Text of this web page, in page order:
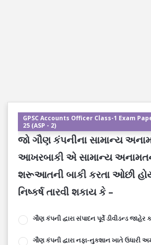
GPSC Accounts Officer Class-1 Exam
25 (ASP - 2)
જો ગૌણ કંપનીના સામાન્ય
આખરબાકી એ સામાન્ય
શરૂઆતની બાકી કરતા ઓછી
નિષ્કર્ષ તારવી શકાય કે –
ગૌણ કંપની દ્વારા સંપાદન પૂર્વે ડીવીડન્ડ
ગૌણ કંપની દ્વારા નફા-નુકશાન ખાતે ઉધારી